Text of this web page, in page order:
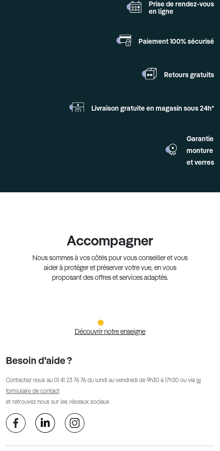
Prise de rendez-vous
en ligne
Paiement 100% sécurisé
Retours gratuits
Livraison gratuite en magasin sous 24h*
Garantie
monture
et verres
Accompagner
Nous sommes à vos côtés pour vous conseiller et vous
aider à protéger et préserver votre vue, en vous
proposant des offres et services adaptés.
Découvrir notre enseigne
Besoin d’aide ?
Contactez nous au 01 41 23 76 76 du lundi au vendredi de 9h30 à 17h30 ou via le
formulaire de contact
et retrouvez nous sur les réseaux sociaux